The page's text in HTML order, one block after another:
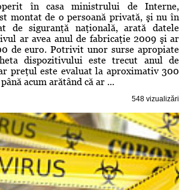
în casa ministrului de Interne,
montat de o persoană privată, şi nu în
de siguranţă naţională, arată datele
ar avea anul de fabricaţie 2009 şi ar
de euro. Potrivit unor surse apropiate
dispozitivului este trecut anul de
preţul este evaluat la aproximativ 300
acum arătând că ar ...
548 vizualizări